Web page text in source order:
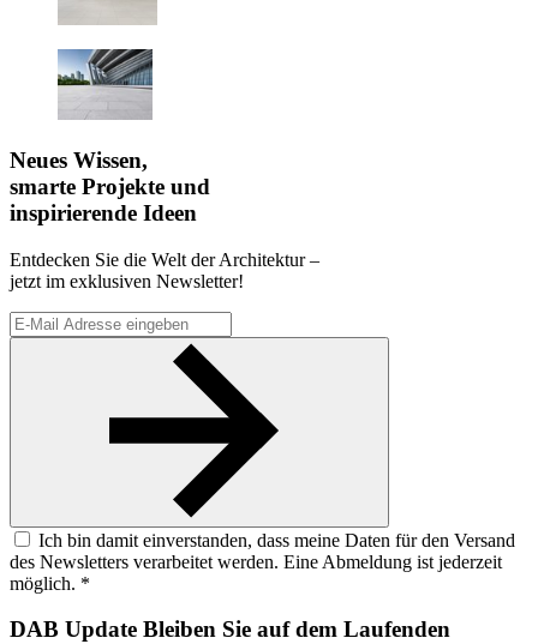
Neues Wissen,
smarte Projekte und
inspirierende Ideen
Entdecken Sie die Welt der Architektur –
jetzt im exklusiven Newsletter!
Ich bin damit einverstanden, dass meine Daten für den Versand
des Newsletters verarbeitet werden. Eine Abmeldung ist jederzeit
möglich. *
DAB Update Bleiben Sie auf dem Laufenden